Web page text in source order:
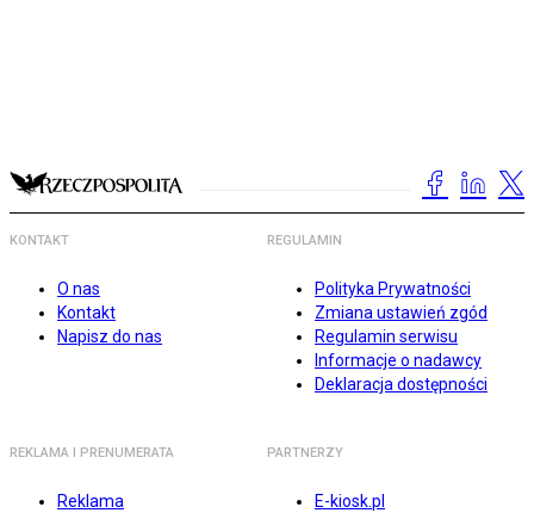
KONTAKT
O nas
Kontakt
Napisz do nas
REGULAMIN
Polityka Prywatności
Zmiana ustawień zgód
Regulamin serwisu
Informacje o nadawcy
Deklaracja dostępności
REKLAMA I PRENUMERATA
Reklama
PARTNERZY
E-kiosk.pl